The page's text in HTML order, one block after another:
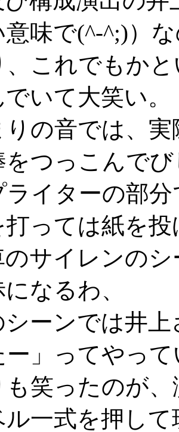
意味で(^-^;)）
、これでもか
いて大笑い。
りの音では、
をつっこんで
ライターの部
打っては紙を
のサイレンの
なるわ、
シーンでは井
ー」ってやっ
も笑ったのが
ル一式を押し